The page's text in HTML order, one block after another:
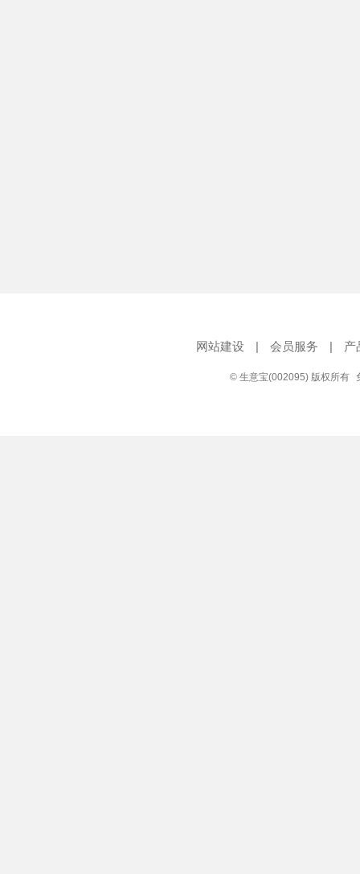
网站建设 | 会员服务 | 产
© 生意宝(002095) 版权所有